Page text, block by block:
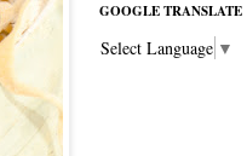
GOOGLE TRANSLATE
Select Language ▼